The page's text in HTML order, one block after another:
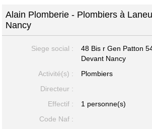
Alain Plomberie - Plombiers à
Nancy
Siege social : 48 Bis r Gen Patton
Devant Nancy
Activité(s) :
Plombiers
Directeur :
Effectif :
1 personne(s)
Code Naf :